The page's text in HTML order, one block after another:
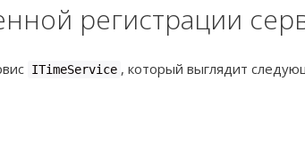
регистрации
ITimeService , который выглядит